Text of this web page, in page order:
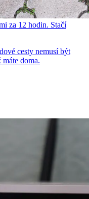
za 12 hodin. Stačí
cesty nemusí být
doma.